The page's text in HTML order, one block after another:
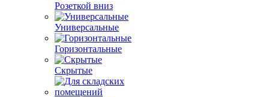
Розеткой вниз
Универсальные
Горизонтальные
Скрытые